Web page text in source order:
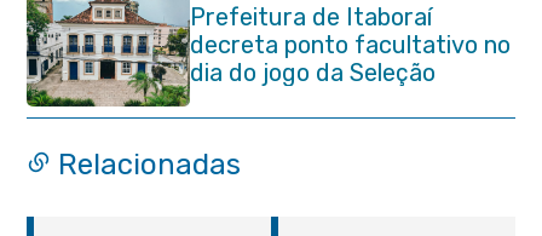
Prefeitura de Itaboraí
decreta ponto facultativo no
dia do jogo da Seleção
Brasileira
Relacionadas